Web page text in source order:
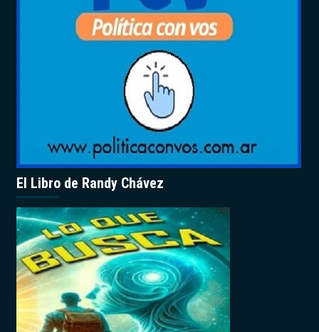
El Libro de Randy Chávez